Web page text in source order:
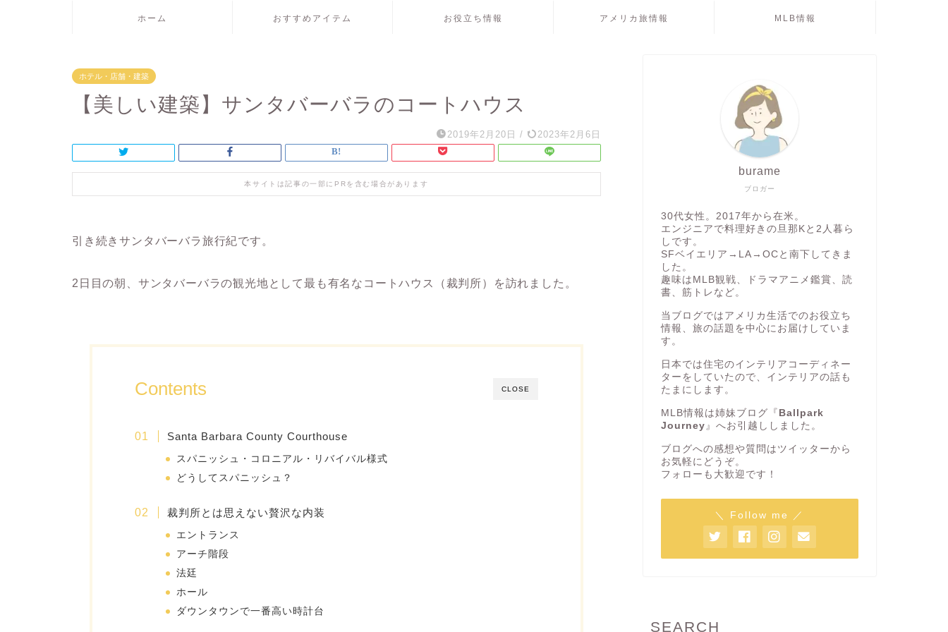
ホーム おすすめアイテム お役立ち情報 アメリカ旅情報 MLB情報
ホテル・店舗・建築
【美しい建築】サンタバーバラのコートハウス
2019年2月20日 / 2023年2月6日
本サイトは記事の一部にPRを含む場合があります
引き続きサンタバーバラ旅行紀です。
2日目の朝、サンタバーバラの観光地として最も有名なコートハウス（裁判所）を訪れました。
CLOSE
Contents
Santa Barbara County Courthouse
スパニッシュ・コロニアル・リバイバル様式
どうしてスパニッシュ？
裁判所とは思えない贅沢な内装
エントランス
アーチ階段
法廷
ホール
ダウンタウンで一番高い時計台
ブロガー
burame
30代女性。2017年から在米。
エンジニアで料理好きの旦那Kと2人暮ら
しです。
SFベイエリア→LA→OCと南下してきま
した。
趣味はMLB観戦、ドラマアニメ鑑賞、読
書、筋トレなど。
当ブログではアメリカ生活でのお役立ち
情報、旅の話題を中心にお届けしていま
す。
日本では住宅のインテリアコーディネー
ターをしていたので、インテリアの話も
たまにします。
MLB情報は姉妹ブログ『 Ballpark
Journey 』へお引越ししました。
ブログへの感想や質問はツイッターから
お気軽にどうぞ。
フォローも大歓迎です！
＼ Follow me ／
SEARCH